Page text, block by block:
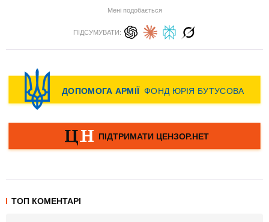
Мені подобається
ПІДСУМУВАТИ:
ТОП КОМЕНТАРІ